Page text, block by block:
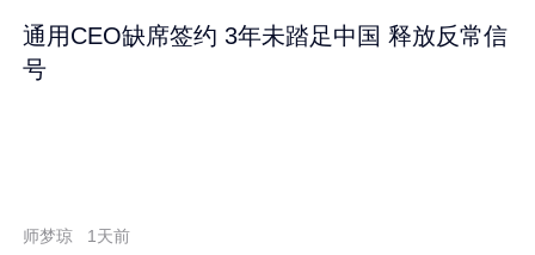
通用CEO缺席签约 3年未踏足中国 释放反常信
号
师梦琼 1天前